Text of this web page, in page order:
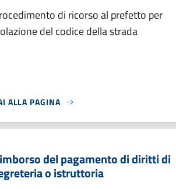
di ricorso al prefetto per
del codice della strada
ALLA PAGINA
del pagamento di diritti di
o istruttoria